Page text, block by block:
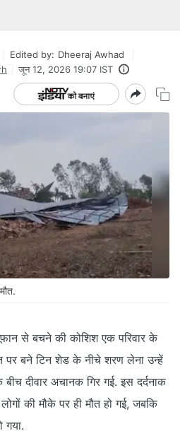
Edited by: Dheeraj Awhad
जून 12, 2026 19:07 IST
से बचने की कोशिश एक परिवार के
पर बने टिन शेड के नीचे शरण लेना उन्हें
दीवार अचानक गिर गई. इस दर्दनाक
की मौके पर ही मौत हो गई, जबकि
गया.